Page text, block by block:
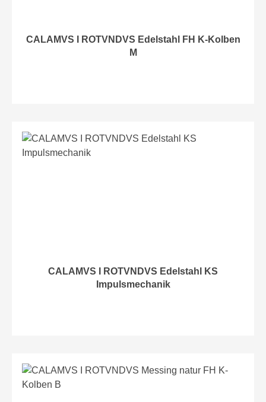
CALAMVS I ROTVNDVS Edelstahl FH K-Kolben
M
CALAMVS I ROTVNDVS Edelstahl KS
Impulsmechanik